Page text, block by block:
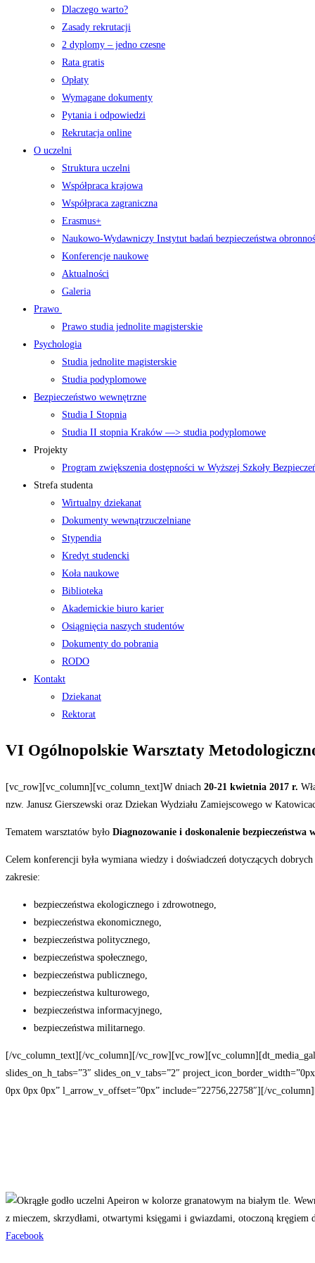
Dlaczego warto?
Zasady rekrutacji
2 dyplomy – jedno czesne
Rata gratis
Opłaty
Wymagane dokumenty
Pytania i odpowiedzi
Rekrutacja online
O uczelni
Struktura uczelni
Współpraca krajowa
Współpraca zagraniczna
Erasmus+
Naukowo-Wydawniczy Instytut badań bezpieczeństwa
Konferencje naukowe
Aktualności
Galeria
Prawo
Prawo studia jednolite magisterskie
Psychologia
Studia jednolite magisterskie
Studia podyplomowe
Bezpieczeństwo wewnętrzne
Studia I Stopnia
Studia II stopnia Kraków —> studia podyplomowe
Projekty
Program zwiększenia dostępności w Wyższej Szkoły
Strefa studenta
Wirtualny dziekanat
Dokumenty wewnątrzuczelniane
Stypendia
Kredyt studencki
Koła naukowe
Biblioteka
Akademickie biuro karier
Osiągnięcia naszych studentów
Dokumenty do pobrania
RODO
Kontakt
Dziekanat
Rektorat
VI Ogólnopolskie Warsztaty
[vc_row][vc_column][vc_column_text]W dniach 20-21 kwietnia 2017 r.
nzw. Janusz Gierszewski oraz Dziekan Wydziału Zamiejscowego w
Tematem warsztatów było Diagnozowanie i doskonalenie bezpieczeństwa
Celem konferencji była wymiana wiedzy i doświadczeń dotyczących
zakresie:
bezpieczeństwa ekologicznego i zdrowotnego,
bezpieczeństwa ekonomicznego,
bezpieczeństwa politycznego,
bezpieczeństwa społecznego,
bezpieczeństwa publicznego,
bezpieczeństwa kulturowego,
bezpieczeństwa informacyjnego,
bezpieczeństwa militarnego.
[/vc_column_text][/vc_column][/
slides_on_h_tabs=”3″ slides_on_v_tabs=”2″
0px 0px 0px” l_arrow_v_offset=”0px” include=”22756,22758″][/
Facebook